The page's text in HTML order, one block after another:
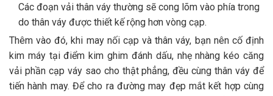
Các đoạn vải thân váy thường sẽ cong lõm vào phía trong
do thân váy được thiết kế rộng hơn vòng cạp.
Thêm vào đó, khi may nối cạp và thân váy, bạn nên cố định
kim máy tại điểm kim ghim đánh dấu, nhẹ nhàng kéo căng
vải phần cạp váy sao cho thật phẳng, đều cùng thân váy để
tiến hành may. Để cho ra đường may đẹp mắt kết hợp cùng